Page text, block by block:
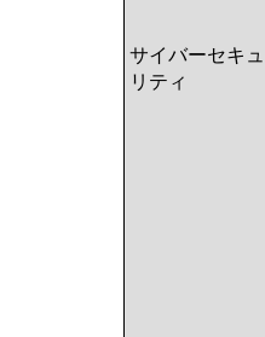
サイバーセキュ
リティ